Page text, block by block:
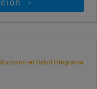
en Salud Integrativa